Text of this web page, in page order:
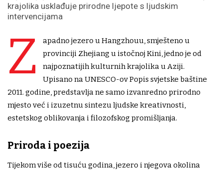
krajolika usklađuje prirodne ljepote s ljudskim
intervencijama
Z
apadno jezero u Hangzhouu, smješteno u
provinciji Zhejiang u istočnoj Kini, jedno je od
najpoznatijih kulturnih krajolika u Aziji.
Upisano na UNESCO-ov Popis svjetske baštine
2011. godine, predstavlja ne samo izvanredno prirodno
mjesto već i izuzetnu sintezu ljudske kreativnosti,
estetskog oblikovanja i filozofskog promišljanja.
Priroda i poezija
Tijekom više od tisuću godina, jezero i njegova okolina